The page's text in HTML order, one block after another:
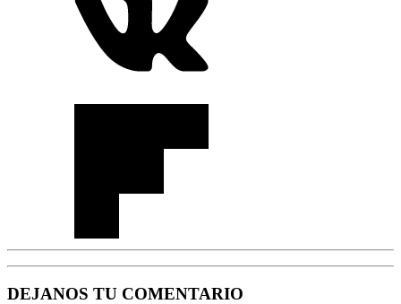
DEJANOS TU COMENTARIO